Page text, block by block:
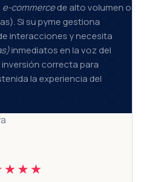
e-commercede alto volumen o
Si su pyme gestiona
interacciones y necesita
inmediatos en la voz del
inversión correcta para
la experiencia del